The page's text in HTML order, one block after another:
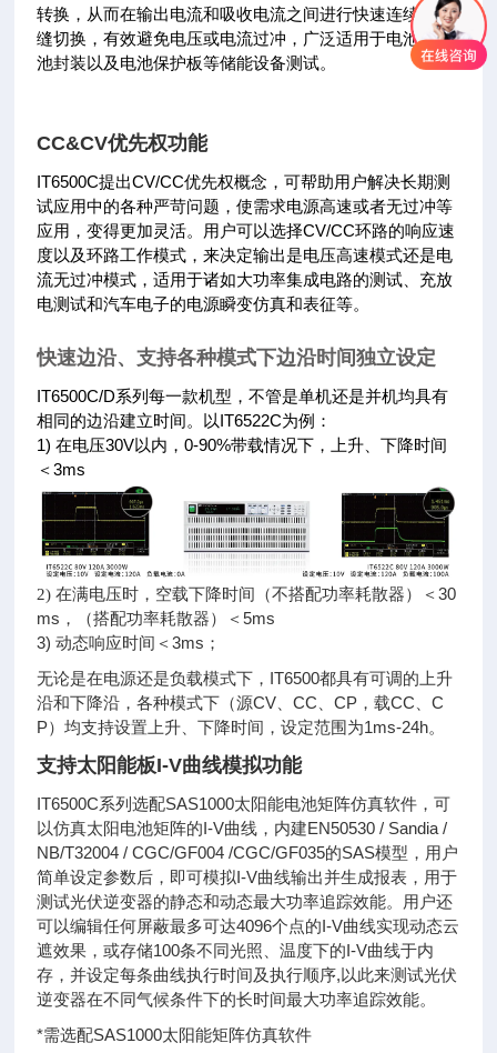
转换，从而在输出电流和吸收电流之间进行快速连续的无
缝切换，有效避免电压或电流过冲，广泛适用于电池、电
池封装以及电池保护板等储能设备测试。
CC&CV优先权功能
IT6500C提出CV/CC优先权概念，可帮助用户解决长期测
试应用中的各种严苛问题，使需求电源高速或者无过冲等
应用，变得更加灵活。用户可以选择CV/CC环路的响应速
度以及环路工作模式，来决定输出是电压高速模式还是电
流无过冲模式，适用于诸如大功率集成电路的测试、充放
电测试和汽车电子的电源瞬变仿真和表征等。
快速边沿、支持各种模式下边沿时间独立设定
IT6500C/D系列每一款机型，不管是单机还是并机均具有
相同的边沿建立时间。以IT6522C为例：
1) 在电压30V以内，0-90%带载情况下，上升、下降时间
＜3ms
2)在满电压时，空载下降时间（不搭配功率耗散器）＜30
ms，（搭配功率耗散器）＜5ms
3) 动态响应时间＜3ms；
无论是在电源还是负载模式下，IT6500都具有可调的上升
沿和下降沿，各种模式下（源CV、CC、CP，载CC、C
P）均支持设置上升、下降时间，设定范围为1ms-24h。
支持太阳能板I-V曲线模拟功能
IT6500C系列选配SAS1000太阳能电池矩阵仿真软件，可
以仿真太阳电池矩阵的I-V曲线，内建EN50530 / Sandia /
NB/T32004 / CGC/GF004 /CGC/GF035的SAS模型，用户
简单设定参数后，即可模拟I-V曲线输出并生成报表，用于
测试光伏逆变器的静态和动态最大功率追踪效能。用户还
可以编辑任何屏蔽最多可达4096个点的I-V曲线实现动态云
遮效果，或存储100条不同光照、温度下的I-V曲线于内
存，并设定每条曲线执行时间及执行顺序,以此来测试光伏
逆变器在不同气候条件下的长时间最大功率追踪效能。
*需选配SAS1000太阳能矩阵仿真软件